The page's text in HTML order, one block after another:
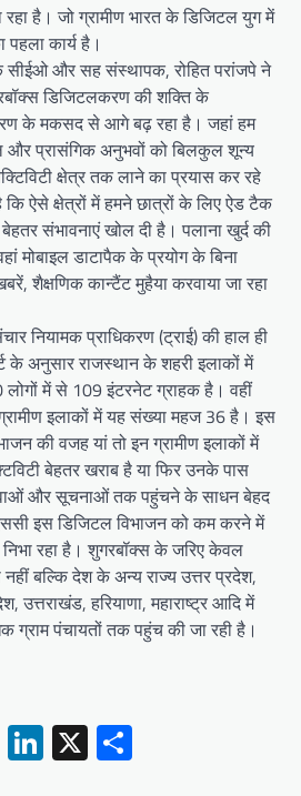
है। जो ग्रामीण भारत के डिजिटल युग में
कार्य है।
सीईओ और सह संस्थापक, रोहित परांजपे ने
डिजिटलकरण की शक्ति के
के मकसद से आगे बढ़ रहा है। जहां हम
और प्रासंगिक अनुभवों को बिलकुल शून्य
क्षेत्र तक लाने का प्रयास कर रहे
कि ऐसे क्षेत्रों में हमने छात्रों के लिए ऐड टैक
संभावनाएं खोल दी है। पलाना खुर्द की
मोबाइल डाटापैक के प्रयोग के बिना
शैक्षणिक कान्टैंट मुहैया करवाया जा रहा
नियामक प्राधिकरण (ट्राई) की हाल ही
के अनुसार राजस्थान के शहरी इलाकों में
में से 109 इंटरनेट ग्राहक है। वहीं
इलाकों में यह संख्या महज 36 है। इस
की वजह यां तो इन ग्रामीण इलाकों में
बेहतर खराब है या फिर उनके पास
और सूचनाओं तक पहुंचने के साधन बेहद
इस डिजिटल विभाजन को कम करने में
रहा है। शुगरबॉक्स के जरिए केवल
नहीं बल्कि देश के अन्य राज्य उत्तर प्रदेश,
उत्तराखंड, हरियाणा, महाराष्ट्र आदि में
ग्राम पंचायतों तक पहुंच की जा रही है।
Pinterest
LinkedIn
X